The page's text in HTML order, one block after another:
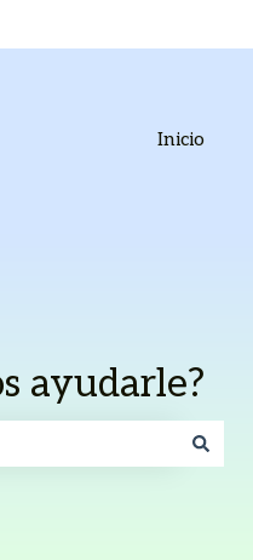
submenú de
Inicio
ayudarle?